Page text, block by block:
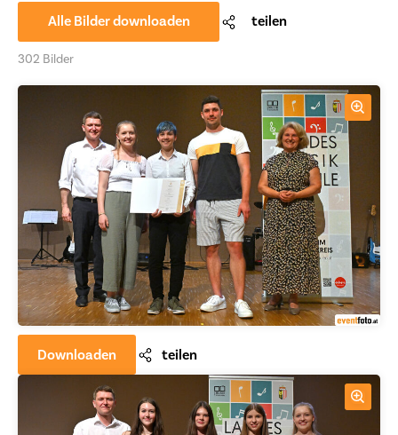
Alle Bilder downloaden teilen
302 Bilder
Downloaden teilen